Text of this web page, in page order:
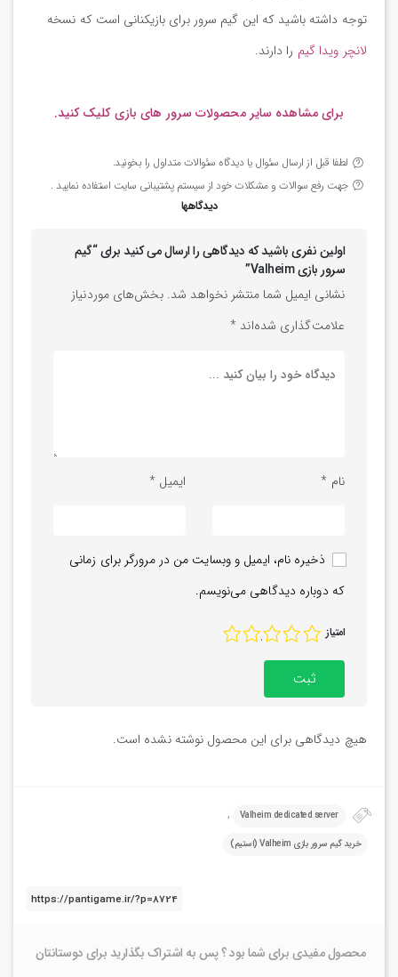
توجه داشته باشید که این گیم سرور برای بازیکنانی است که نسخه
لانچر ویدا گیم را دارند.
برای مشاهده سایر محصولات سرور های بازی کلیک کنید.
لطفا قبل از ارسال سئوال یا دیدگاه سئوالات متداول را بخونید.
جهت رفع سوالات و مشکلات خود از سیستم پشتیبانی سایت استفاده نمایید .
دیدگاهها
اولین نفری باشید که دیدگاهی را ارسال می کنید برای “گیم
سرور بازی Valheim”
نشانی ایمیل شما منتشر نخواهد شد. بخش‌های موردنیاز
علامت‌گذاری شده‌اند *
نام * ایمیل *
ذخیره نام، ایمیل و وبسایت من در مرورگر برای زمانی
که دوباره دیدگاهی می‌نویسم.
امتیاز 5 4 3 2 1
هیچ دیدگاهی برای این محصول نوشته نشده است.
Valheim dedicated server
,
خرید گیم سرور بازی Valheim (استیم)
محصول مفیدی برای شما بود ؟ پس به اشتراک بگذارید برای دوستانتان